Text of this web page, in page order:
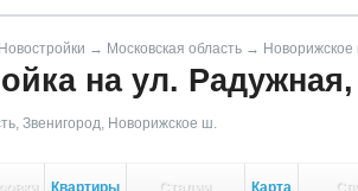
Новостройки → Московская область → Новорижское
на ул. Радужная,
, Звенигород, Новорижское ш.
Квартиры Стадии Карта